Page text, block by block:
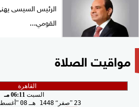
الرئيس السيسى
القومي...
مواقيت الصلاة
السبت 06:11 مـ
23
صفر 1448 هـ 08